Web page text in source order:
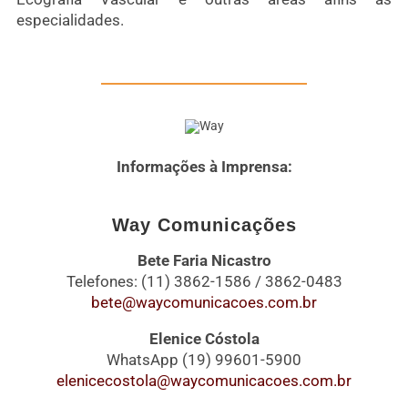
especialidades.
Informações à Imprensa:
Way Comunicações
Bete Faria Nicastro
Telefones: (11) 3862-1586 / 3862-0483
bete@waycomunicacoes.com.br
Elenice Cóstola
WhatsApp (19) 99601-5900
elenicecostola@waycomunicacoes.com.br